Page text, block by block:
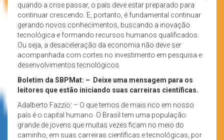
quando a crise passar, o país deve estar preparado para
continuar crescendo. E, portanto, é fundamental continuar
gerando novos conhecimentos, buscando a inovação
tecnológica e formando recursos humanos qualificados.
Ou seja, a desaceleração da economia não deve ser
acompanhada com cortes no investimento em pesquisa e
desenvolvimentos tecnológicos.
Boletim da SBPMat: –
Deixe uma mensagem para os
leitores que estão iniciando suas carreiras científicas.
Adalberto Fazzio: – O que temos de mais rico em nosso
país é o capital humano. O Brasil tem uma população
grande de jovens que muitas vezes ficam no meio do
caminho, em suas carreiras científicas e tecnológicas, por